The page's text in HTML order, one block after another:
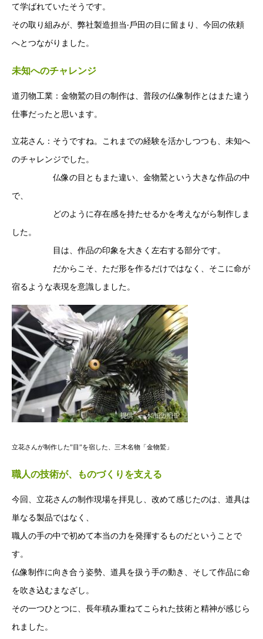
て学ばれていたそうです。
その取り組みが、弊社製造担当‧⼾⽥の⽬に留まり、今回の依頼
へとつながりました。
未知へのチャレンジ
道刃物⼯業：⾦物鷲の⽬の制作は、普段の仏像制作とはまた違う
仕事だったと思います。
⽴花さん：そうですね。これまでの経験を活かしつつも、未知へ
のチャレンジでした。
仏像の⽬ともまた違い、⾦物鷲という⼤きな作品の中
で、
どのように存在感を持たせるかを考えながら制作しま
した。
⽬は、作品の印象を⼤きく左右する部分です。
だからこそ、ただ形を作るだけではなく、そこに命が
宿るような表現を意識しました。
立花さんが制作した”目”を宿した、三木名物「金物鷲」
職⼈の技術が、ものづくりを⽀える
今回、⽴花さんの制作現場を拝⾒し、改めて感じたのは、道具は
単なる製品ではなく、
職⼈の⼿の中で初めて本当の⼒を発揮するものだということで
す。
仏像制作に向き合う姿勢、道具を扱う⼿の動き、そして作品に命
を吹き込むまなざし。
その⼀つひとつに、⻑年積み重ねてこられた技術と精神が感じら
れました。